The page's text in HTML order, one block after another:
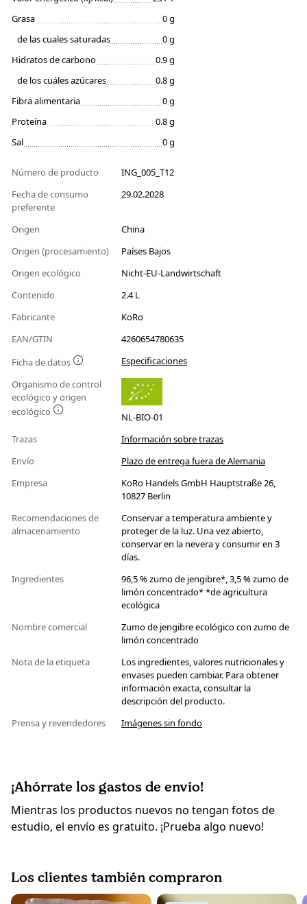
Grasa
0 g
de las cuales saturadas
0 g
Hidratos de carbono
0.9 g
de los cuáles azúcares
0.8 g
Fibra alimentaria
0 g
Proteína
0.8 g
Sal
0 g
Número de producto
ING_005_T12
Fecha de consumo
preferente
29.02.2028
Origen
China
Origen (procesamiento)
Países Bajos
Origen ecológico
Nicht-EU-Landwirtschaft
Contenido
2.4 L
Fabricante
KoRo
EAN/GTIN
4260654780635
Ficha de datos
Especificaciones
Organismo de control
ecológico y origen
ecológico
NL-BIO-01
Trazas
Información sobre trazas
Envío
Plazo de entrega fuera de Alemania
Empresa
KoRo Handels GmbH Hauptstraße 26,
10827 Berlin
Recomendaciones de
almacenamiento
Conservar a temperatura ambiente y
proteger de la luz. Una vez abierto,
conservar en la nevera y consumir en 3
días.
Ingredientes
96,5 % zumo de jengibre*, 3,5 % zumo de
limón concentrado* *de agricultura
ecológica
Nombre comercial
Zumo de jengibre ecológico con zumo de
limón concentrado
Nota de la etiqueta
Los ingredientes, valores nutricionales y
envases pueden cambiar. Para obtener
información exacta, consultar la
descripción del producto.
Prensa y revendedores
Imágenes sin fondo
¡Ahórrate los gastos de envío!
Mientras los productos nuevos no tengan fotos de
estudio, el envío es gratuito. ¡Prueba algo nuevo!
Los clientes también compraron